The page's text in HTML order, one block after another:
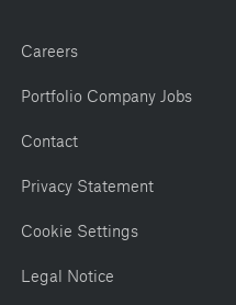
Careers
Portfolio Company Jobs
Contact
Privacy Statement
Cookie Settings
Legal Notice